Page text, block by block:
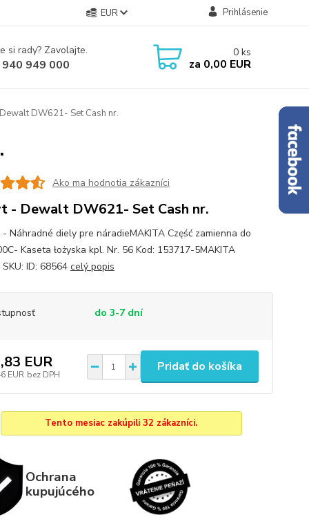
EUR Prihlásenie
si rady? Zavolajte.
949 000
0 ks
za 0,00 EUR
DW621- Set Cash nr.
Ako ma hodnotia zákazníci
- Dewalt DW621- Set Cash nr.
Náhradné diely pre náradieMAKITA Część zamienna do
Kaseta łożyska kpl. Nr. 56 Kod: 153717-5MAKITA
ID: 68564 celý popis
do 3-7 dní
EUR
EUR bez DPH
Pridať do košíka
Tento mesiac zakúpili 32 zákazníci.
Ochrana
kupujúcého